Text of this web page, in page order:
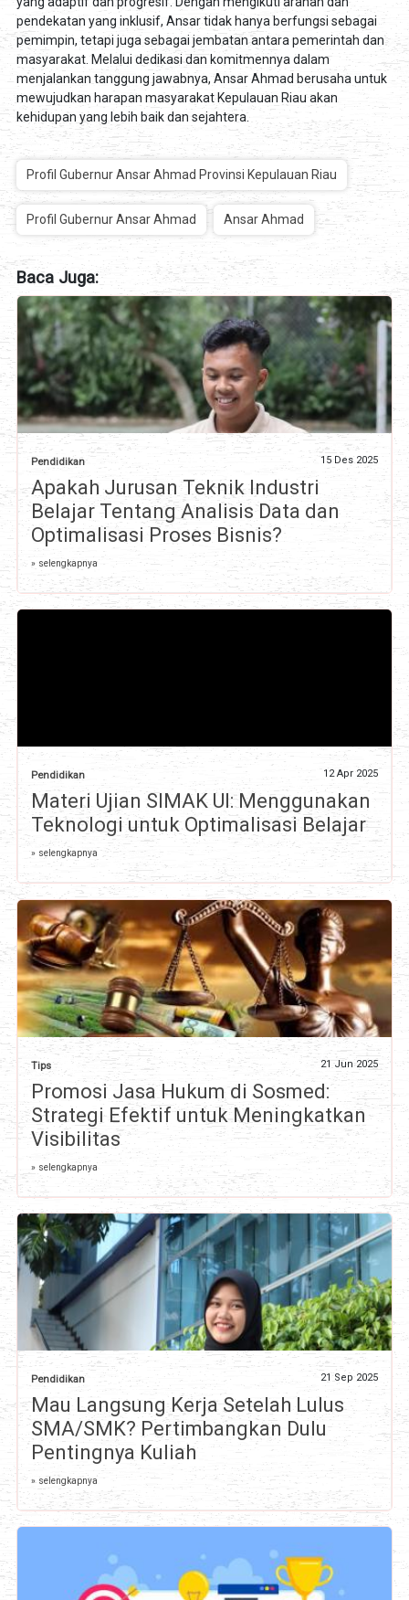
pendekatan yang inklusif, Ansar tidak hanya berfungsi sebagai
pemimpin, tetapi juga sebagai jembatan antara pemerintah dan
masyarakat. Melalui dedikasi dan komitmennya dalam
menjalankan tanggung jawabnya, Ansar Ahmad berusaha untuk
mewujudkan harapan masyarakat Kepulauan Riau akan
kehidupan yang lebih baik dan sejahtera.
Profil Gubernur Ansar Ahmad Provinsi Kepulauan Riau
Profil Gubernur Ansar Ahmad Ansar Ahmad
Baca Juga:
Pendidikan 15 Des 2025
Apakah Jurusan Teknik Industri
Belajar Tentang Analisis Data dan
Optimalisasi Proses Bisnis?
» selengkapnya
Pendidikan 12 Apr 2025
Materi Ujian SIMAK UI: Menggunakan
Teknologi untuk Optimalisasi Belajar
» selengkapnya
Tips 21 Jun 2025
Promosi Jasa Hukum di Sosmed:
Strategi Efektif untuk Meningkatkan
Visibilitas
» selengkapnya
Pendidikan 21 Sep 2025
Mau Langsung Kerja Setelah Lulus
SMA/SMK? Pertimbangkan Dulu
Pentingnya Kuliah
» selengkapnya